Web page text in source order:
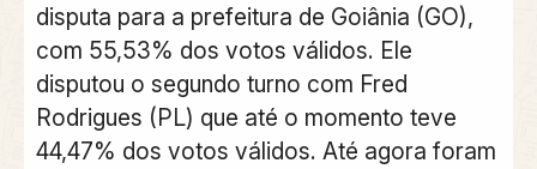
disputa para a prefeitura de Goiânia (GO),
com 55,53% dos votos válidos. Ele
disputou o segundo turno com Fred
Rodrigues (PL) que até o momento teve
44,47% dos votos válidos. Até agora foram